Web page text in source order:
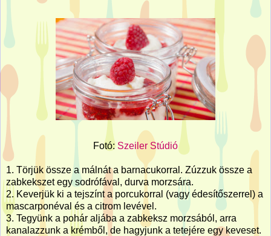
Fotó: Szeiler Stúdió
1. Törjük össze a málnát a barnacukorral. Zúzzuk össze a
zabkekszet egy sodrófával, durva morzsára.
2. Keverjük ki a tejszínt a porcukorral (vagy édesítőszerrel) a
mascarponéval és a citrom levével.
3. Tegyünk a pohár aljába a zabkeksz morzsából, arra
kanalazzunk a krémből, de hagyjunk a tetejére egy keveset.